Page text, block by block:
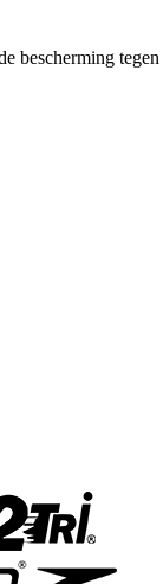
bescherming tegen